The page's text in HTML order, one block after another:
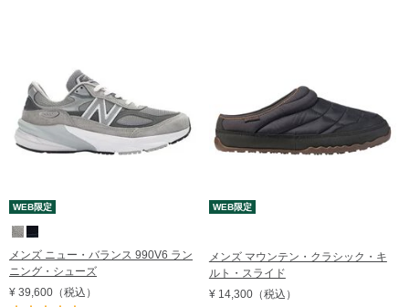
売れてる順
在庫順
WEB限定
メンズ ニュー・バランス 990V6 ラン
ニング・シューズ
¥ 39,600 （税込）
WEB限定
メンズ マウンテン・クラシック・キ
ルト・スライド
¥ 14,300（税込）